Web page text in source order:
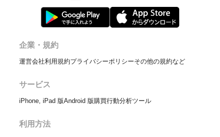
企業・規約
運営会社利用規約プライバシーポリシーその他の規約など
サービス
iPhone, iPad 版Android 版購買行動分析ツール
利用方法